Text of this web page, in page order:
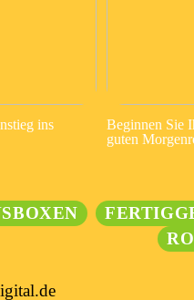
ins
Beginnen Sie
guten